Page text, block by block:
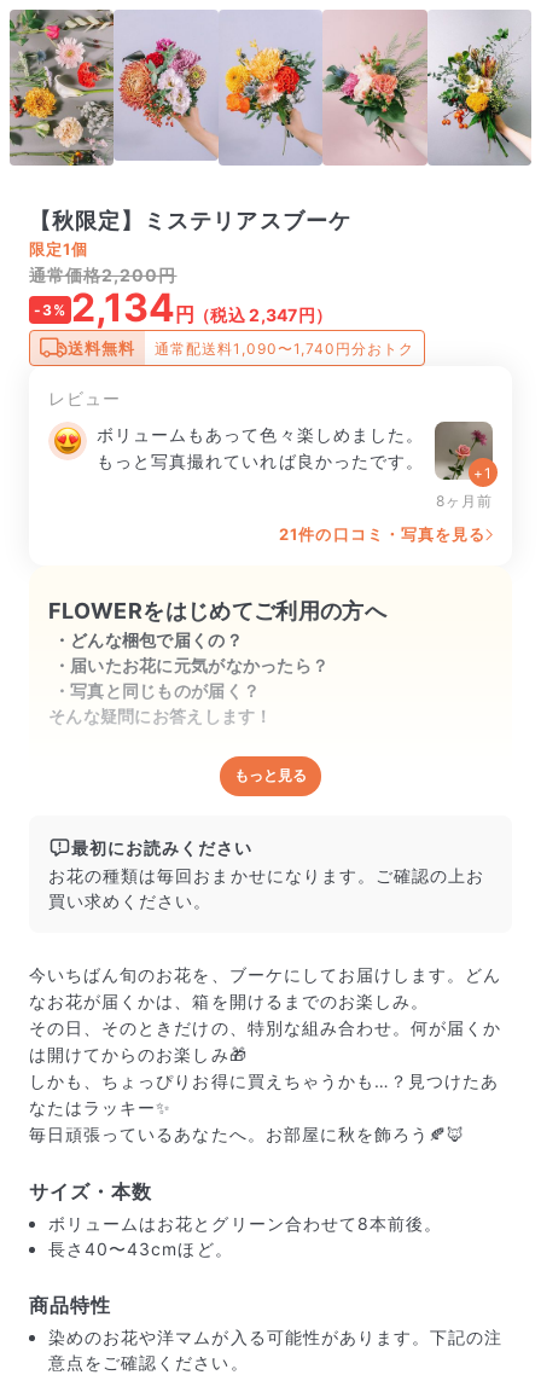
【秋限定】ミステリアスブーケ
限定1個
通常価格2,200円
-3% 2,134 円 （税込 2,347円）
送料無料 通常配送料1,090〜1,740円分おトク
レビュー
ボリュームもあって色々楽しめました。
もっと写真撮れていれば良かったです。
+1
8ヶ月前
21件の口コミ・写真を見る
FLOWERをはじめてご利用の方へ
どんな梱包で届くの？
届いたお花に元気がなかったら？
写真と同じものが届く？
そんな疑問にお答えします！
どんな梱包で届くの？
し、専用ボックスに丁寧に梱包してお届けしています。
きゅっとまとめられて一見窮屈そうに見えますが、輸送
中の衝撃による折れや擦れを軽減する効果があります。
もっと見る
最初にお読みください
お花の種類は毎回おまかせになります。ご確認の上お
買い求めください。
今いちばん旬のお花を、ブーケにしてお届けします。どん
なお花が届くかは、箱を開けるまでのお楽しみ。
その日、そのときだけの、特別な組み合わせ。何が届くか
は開けてからのお楽しみ🎁
しかも、ちょっぴりお得に買えちゃうかも…？見つけたあ
なたはラッキー✨
毎日頑張っているあなたへ。お部屋に秋を飾ろう🍂🦊
サイズ・本数
ボリュームはお花とグリーン合わせて8本前後。
長さ40〜43cmほど。
商品特性
染めのお花や洋マムが入る可能性があります。下記の注
意点をご確認ください。